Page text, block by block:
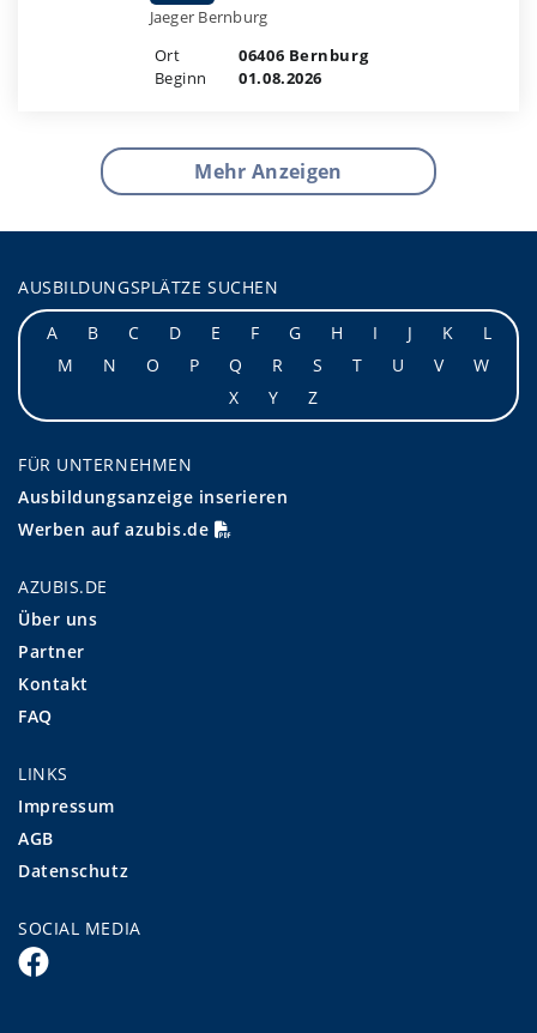
Jaeger Bernburg
Ort
06406 Bernburg
Beginn
01.08.2026
Mehr Anzeigen
AUSBILDUNGSPLÄTZE SUCHEN
A
B C D E F G H I J K
L
M
N O P Q R S T U V
W
X
Y Z
FÜR UNTERNEHMEN
Ausbildungsanzeige inserieren
Werben auf azubis.de
AZUBIS.DE
Über uns
Partner
Kontakt
FAQ
LINKS
Impressum
AGB
Datenschutz
SOCIAL MEDIA